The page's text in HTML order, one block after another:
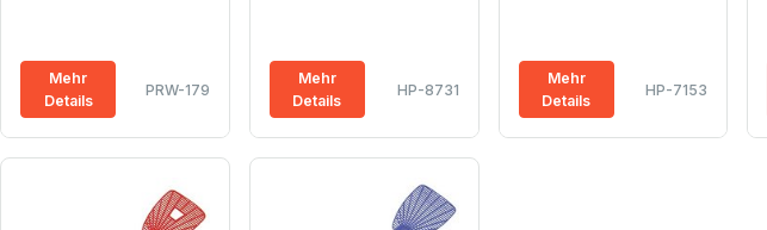
Mehr
Details
PRW-179
Mehr
Details
HP-8731
Mehr
Details
HP-7153